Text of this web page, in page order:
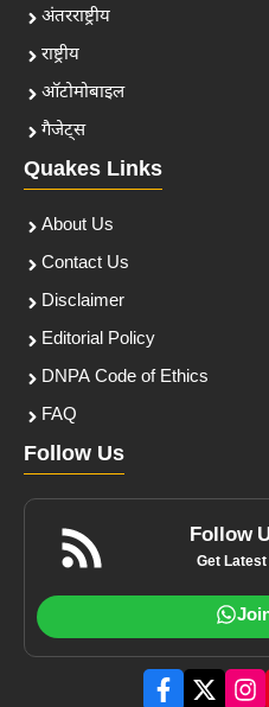
अंतरराष्ट्रीय
राष्ट्रीय
ऑटोमोबाइल
गैजेट्स
Quakes Links
About Us
Contact Us
Disclaimer
Editorial Policy
DNPA Code of Ethics
FAQ
Follow Us
Follow
Get